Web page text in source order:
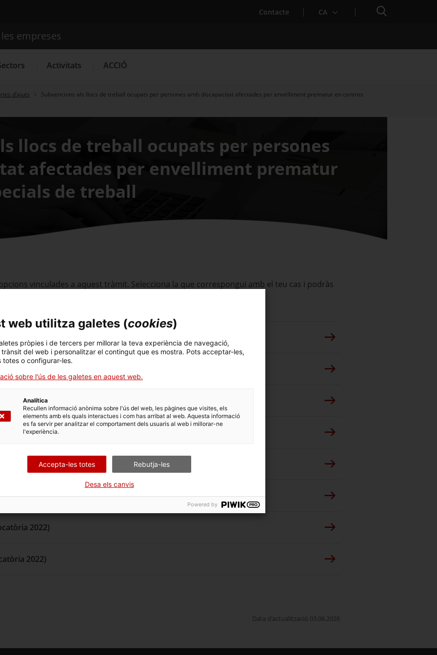
Contacte . Obre en una nova finestra.
CA Cercador
Cercador
d'innovació Convocatòries d'ajuts obertes Últimes notícies Properes activitats
empreses
Activitats ACCIÓ
d’ajuts
Subvencions als llocs de treball ocupats per persones amb discapacitat afectades per envelliment prematur en centres
llocs de treball ocupats per persones
afectades per envelliment prematur
de treball
vinculades a aquest tràmit. Selecciona la que correspongui amb el teu cas i podràs
de tramitació.
2026)
2026)
anticipada 2024)
anticipada 2024)
2023)
2023)
2022)
2022)
Data d'actualització 03.06.2026
web utilitza galetes (cookies)
pròpies i de tercers per millorar la teva experiència de navegació,
del web i personalitzar el contingut que es mostra. Pots acceptar-les,
totes o configurar-les.
sobre l'ús de les galetes en aquest web.
Analítica
Recullen informació anònima sobre l'ús del web, les pàgines que visites, els
elements amb els quals interactues i com has arribat al web. Aquesta informació
es fa servir per analitzar el comportament dels usuaris al web i millorar-ne
l'experiència.
Accepta-les totes Rebutja-les
Desa els canvis
Powered by